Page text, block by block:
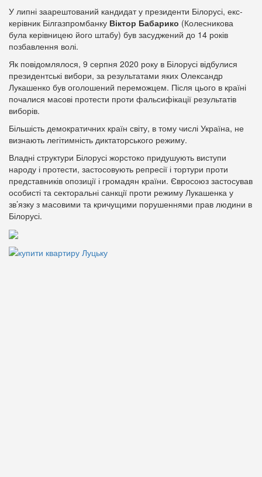
У липні заарештований кандидат у президенти Білорусі, екс-
керівник Білгазпромбанку Віктор Бабарико (Колесникова
була керівницею його штабу) був засуджений до 14 років
позбавлення волі.
Як повідомлялося, 9 серпня 2020 року в Білорусі відбулися
президентські вибори, за результатами яких Олександр
Лукашенко був оголошений переможцем. Після цього в країні
почалися масові протести проти фальсифікації результатів
виборів.
Більшість демократичних країн світу, в тому числі Україна, не
визнають легітимність диктаторського режиму.
Владні структури Білорусі жорстоко придушують виступи
народу і протести, застосовують репресії і тортури проти
представників опозиції і громадян країни. Євросоюз застосував
особисті та секторальні санкції проти режиму Лукашенка у
зв’язку з масовими та кричущими порушеннями прав людини в
Білорусі.